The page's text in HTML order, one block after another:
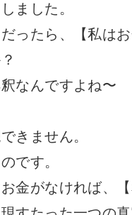
ました。
ったら、【私は
なんですよね〜
きません。
です。
金がなければ、